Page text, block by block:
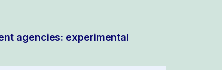
agencies: experimental